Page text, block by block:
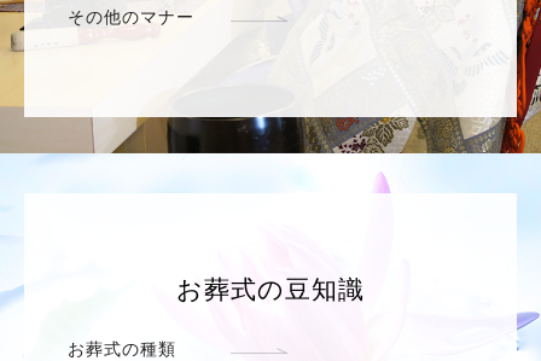
その他のマナー
お葬式の豆知識
お葬式の種類